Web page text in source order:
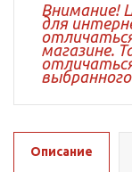
Внимание!
для
магазине.
Описание